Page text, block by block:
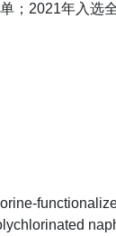
；2021年入选